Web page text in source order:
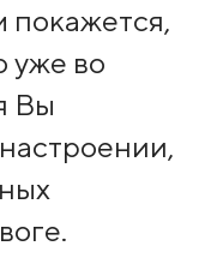
покажется,
уже во
Вы